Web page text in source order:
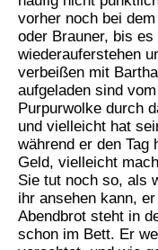
vorher noch bei
oder Brauner, bis
wiederauferstehen
verbeißen mit
aufgeladen sind
Purpurwolke durch
und vielleicht hat
während er den Tag
Geld, vielleicht
Sie tut noch so, als
ihr ansehen kann,
Abendbrot steht in
schon im Bett. Er